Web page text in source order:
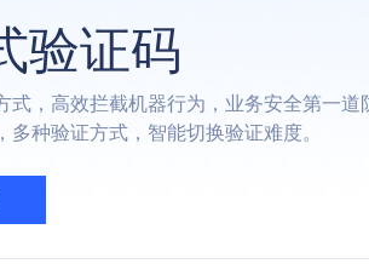
验证码
式，高效拦截机器行为，业务安全第一道
多种验证方式，智能切换验证难度。